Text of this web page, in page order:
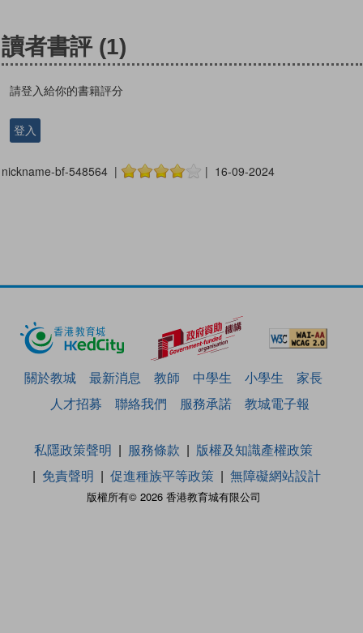
讀者書評 (1)
請登入給你的書籍評分
登入
nickname-bf-548564 | | 16-09-2024
關於教城 最新消息 教師 中學生 小學生
家長
人才招募
聯絡我們 服務承諾 教城電子報
版權所有© 2026 香港教育城有限公司
私隱政策聲明 服務條款
版權及知識產權政策
免責聲明
促進種族平等政策 無障礙網站設計